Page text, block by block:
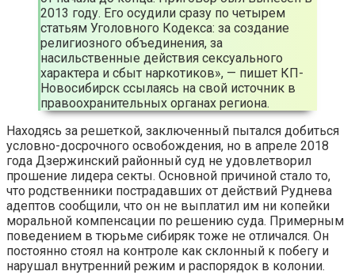
2013 году. Его осудили сразу по четырем
статьям Уголовного Кодекса: за создание
религиозного объединения, за
насильственные действия сексуального
характера и сбыт наркотиков», — пишет КП-
Новосибирск ссылаясь на свой источник в
правоохранительных органах региона.
Находясь за решеткой, заключенный пытался добиться
условно-досрочного освобождения, но в апреле 2018
года Дзержинский районный суд не удовлетворил
прошение лидера секты. Основной причиной стало то,
что родственники пострадавших от действий Руднева
адептов сообщили, что он не выплатил им ни копейки
моральной компенсации по решению суда. Примерным
поведением в тюрьме сибиряк тоже не отличался. Он
постоянно стоял на контроле как склонный к побегу и
нарушал внутренний режим и распорядок в колонии.